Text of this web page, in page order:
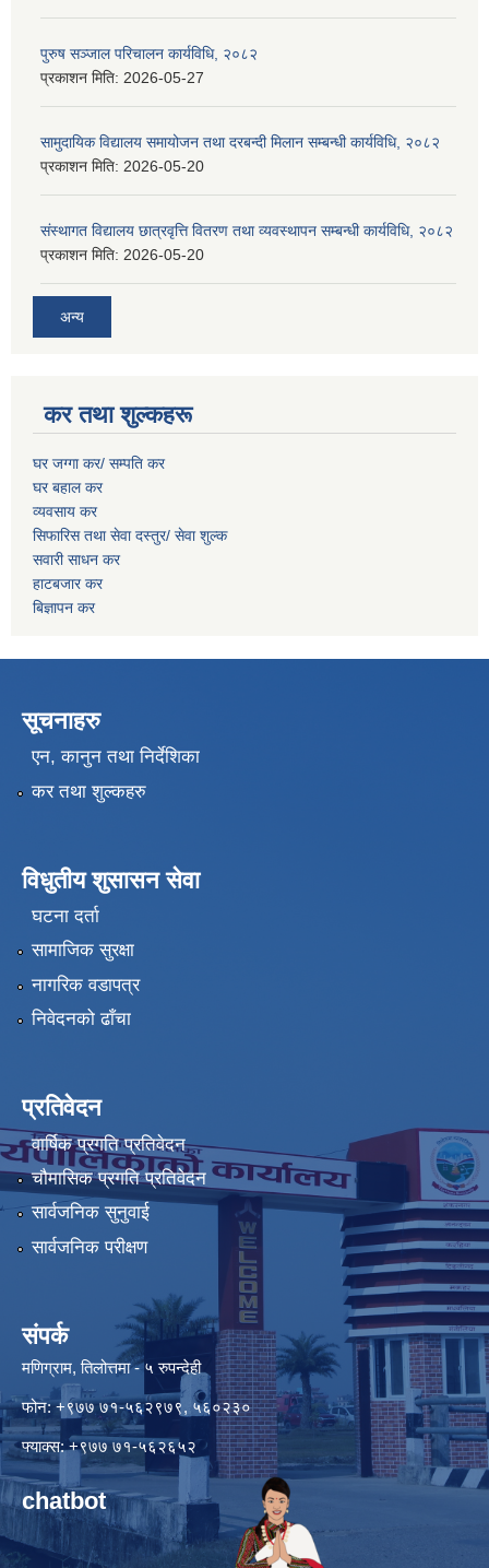
पुरुष सञ्जाल परिचालन कार्यविधि, २०८२
प्रकाशन मिति: 2026-05-27
सामुदायिक विद्यालय समायोजन तथा दरबन्दी मिलान सम्बन्धी कार्यविधि, २०८२
प्रकाशन मिति: 2026-05-20
संस्थागत विद्यालय छात्रवृत्ति वितरण तथा व्यवस्थापन सम्बन्धी कार्यविधि, २०८२
प्रकाशन मिति: 2026-05-20
अन्य
कर तथा शुल्कहरू
घर जग्गा कर/ सम्पति कर
घर बहाल कर
व्यवसाय कर
सिफारिस तथा सेवा दस्तुर/ सेवा शुल्क
सवारी साधन कर
हाटबजार कर
बिज्ञापन कर
सूचनाहरु
एन, कानुन तथा निर्देशिका
कर तथा शुल्कहरु
विधुतीय शुसासन सेवा
घटना दर्ता
सामाजिक सुरक्षा
नागरिक वडापत्र
निवेदनको ढाँचा
प्रतिवेदन
वार्षिक प्रगति प्रतिवेदन
चौमासिक प्रगति प्रतिवेदन
सार्वजनिक सुनुवाई
सार्वजनिक परीक्षण
संपर्क
मणिग्राम, तिलोत्तमा - ५ रुपन्देही
फोन: +९७७ ७१-५६२९७९, ५६०२३०
फ्याक्स: +९७७ ७१-५६२६५२
chatbot